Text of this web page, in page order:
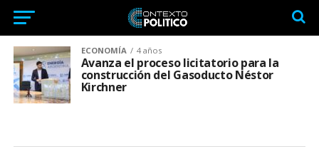
ECONOMÍA 4 años
Avanza el proceso licitatorio para la
construcción del Gasoducto Néstor
Kirchner